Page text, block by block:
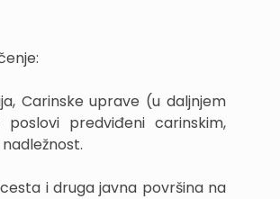
Carinske uprave (u daljnjem
predviđeni carinskim,
i druga javna površina na